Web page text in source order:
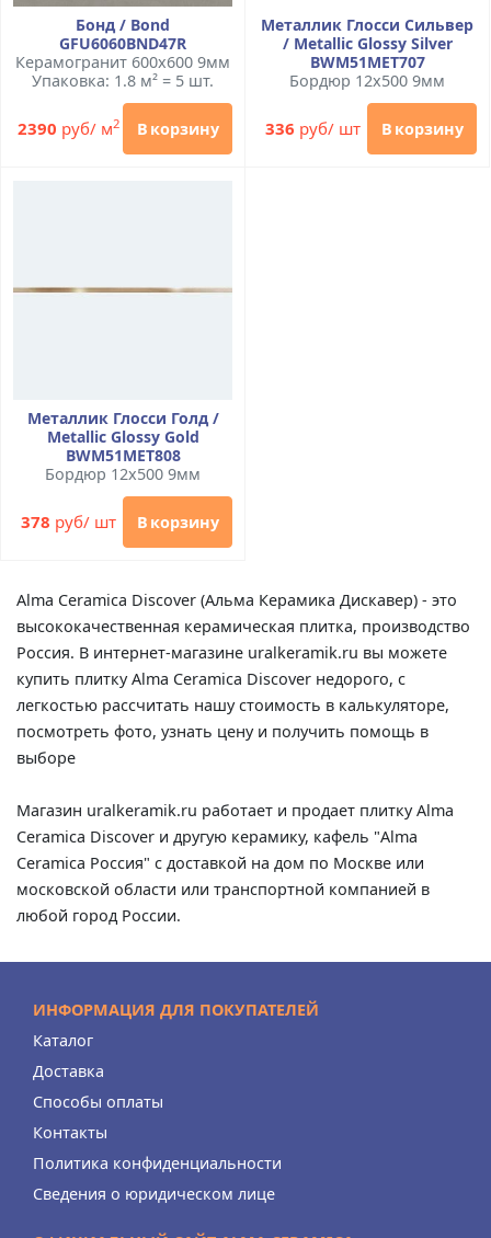
Бонд / Bond
GFU6060BND47R
Керамогранит 600x600 9мм
Упаковка: 1.8 м² = 5 шт.
2390 руб/ м2 В корзину
Металлик Глосси Сильвер
/ Metallic Glossy Silver
BWM51MET707
Бордюр 12x500 9мм
336 руб/ шт В корзину
Металлик Глосси Голд /
Metallic Glossy Gold
BWM51MET808
Бордюр 12x500 9мм
378 руб/ шт В корзину
Alma Ceramica Discover (Альма Керамика Дискавер) - это
высококачественная керамическая плитка, производство
Россия. В интернет-магазине uralkeramik.ru вы можете
купить плитку Alma Ceramica Discover недорого, с
легкостью рассчитать нашу стоимость в калькуляторе,
посмотреть фото, узнать цену и получить помощь в
выборе
Магазин uralkeramik.ru работает и продает плитку Alma
Ceramica Discover и другую керамику, кафель "Alma
Ceramica Россия" с доставкой на дом по Москве или
московской области или транспортной компанией в
любой город России.
ИНФОРМАЦИЯ ДЛЯ ПОКУПАТЕЛЕЙ
Каталог
Доставка
Способы оплаты
Контакты
Политика конфиденциальности
Сведения о юридическом лице